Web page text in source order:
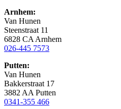
Arnhem:
Van Hunen
Steenstraat 11
6828 CA Arnhem
026-445 7573
Putten:
Van Hunen
Bakkerstraat 17
3882 AA Putten
0341-355 466